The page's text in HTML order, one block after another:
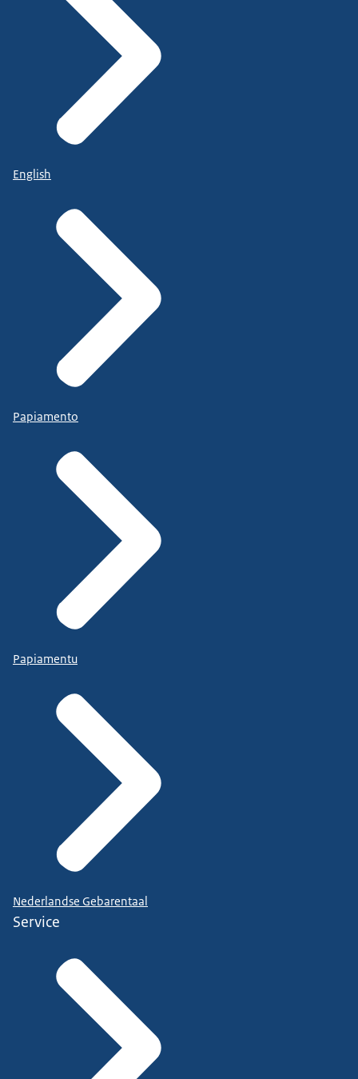
English
Papiamento
Papiamentu
Nederlandse Gebarentaal
Service